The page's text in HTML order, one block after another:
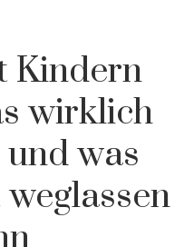
Kindern
wirklich
was